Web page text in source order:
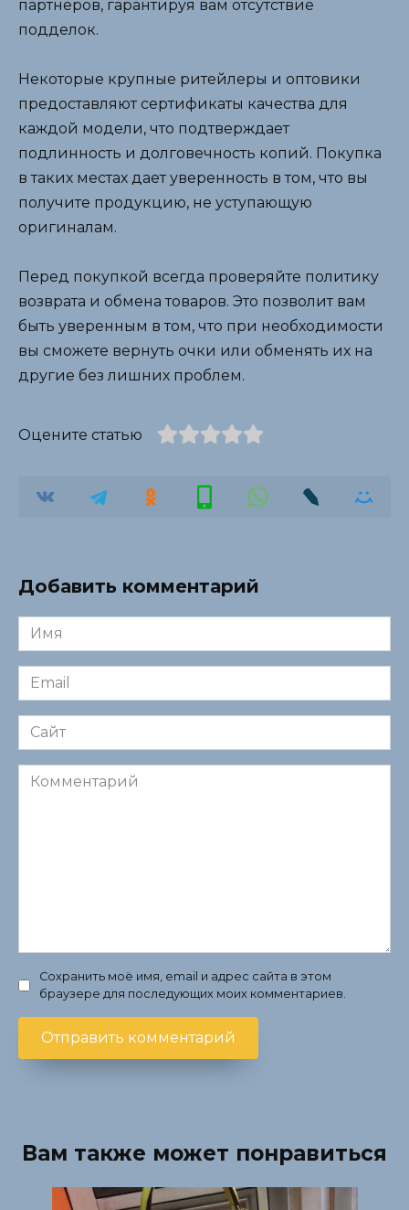
партнеров, гарантируя вам отсутствие
подделок.
Некоторые крупные ритейлеры и оптовики
предоставляют сертификаты качества для
каждой модели, что подтверждает
подлинность и долговечность копий. Покупка
в таких местах дает уверенность в том, что вы
получите продукцию, не уступающую
оригиналам.
Перед покупкой всегда проверяйте политику
возврата и обмена товаров. Это позволит вам
быть уверенным в том, что при необходимости
вы сможете вернуть очки или обменять их на
другие без лишних проблем.
Оцените статью
Добавить комментарий
Имя
*
Email
*
Сайт
Комментарий
Сохранить моё имя, email и адрес сайта в этом
браузере для последующих моих комментариев.
Вам также может понравиться